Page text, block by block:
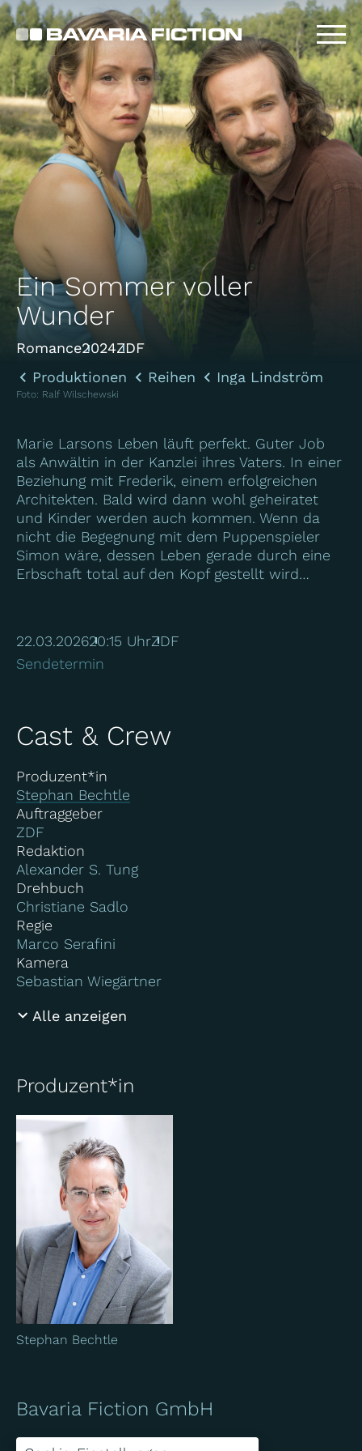
Direkt
zum
Inhalt
Ein Sommer voller
Wunder
Romance2024ZDF
Produktionen
Reihen Inga Lindström
Foto: Ralf Wilschewski
Marie Larsons Leben läuft perfekt. Guter Job
als Anwältin in der Kanzlei ihres Vaters. In einer
Beziehung mit Frederik, einem erfolgreichen
Architekten. Bald wird dann wohl geheiratet
und Kinder werden auch kommen. Wenn da
nicht die Begegnung mit dem Puppenspieler
Simon wäre, dessen Leben gerade durch eine
Erbschaft total auf den Kopf gestellt wird…
22.03.202620:15 UhrZDF
Sendetermin
Cast & Crew
Produzent*in
Stephan Bechtle
Auftraggeber
ZDF
Redaktion
Alexander S. Tung
Drehbuch
Christiane Sadlo
Regie
Marco Serafini
Kamera
Sebastian Wiegärtner
Alle anzeigen
Produzent*in
Stephan Bechtle
Bavaria Fiction GmbH
Bavariafilmplatz 7